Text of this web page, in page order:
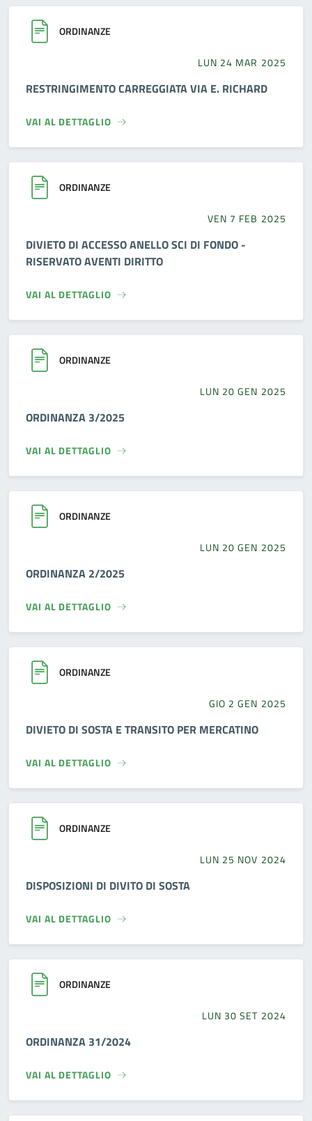
ORDINANZE
LUN 24 MAR 2025
RESTRINGIMENTO CARREGGIATA VIA E. RICHARD
VAI AL DETTAGLIO
ORDINANZE
VEN 7 FEB 2025
DIVIETO DI ACCESSO ANELLO SCI DI FONDO -
RISERVATO AVENTI DIRITTO
VAI AL DETTAGLIO
ORDINANZE
LUN 20 GEN 2025
ORDINANZA 3/2025
VAI AL DETTAGLIO
ORDINANZE
LUN 20 GEN 2025
ORDINANZA 2/2025
VAI AL DETTAGLIO
ORDINANZE
GIO 2 GEN 2025
DIVIETO DI SOSTA E TRANSITO PER MERCATINO
VAI AL DETTAGLIO
ORDINANZE
LUN 25 NOV 2024
DISPOSIZIONI DI DIVITO DI SOSTA
VAI AL DETTAGLIO
ORDINANZE
LUN 30 SET 2024
ORDINANZA 31/2024
VAI AL DETTAGLIO